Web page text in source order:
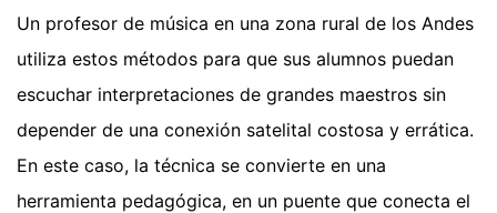
Un profesor de música en una zona rural de los Andes
utiliza estos métodos para que sus alumnos puedan
escuchar interpretaciones de grandes maestros sin
depender de una conexión satelital costosa y errática.
En este caso, la técnica se convierte en una
herramienta pedagógica, en un puente que conecta el